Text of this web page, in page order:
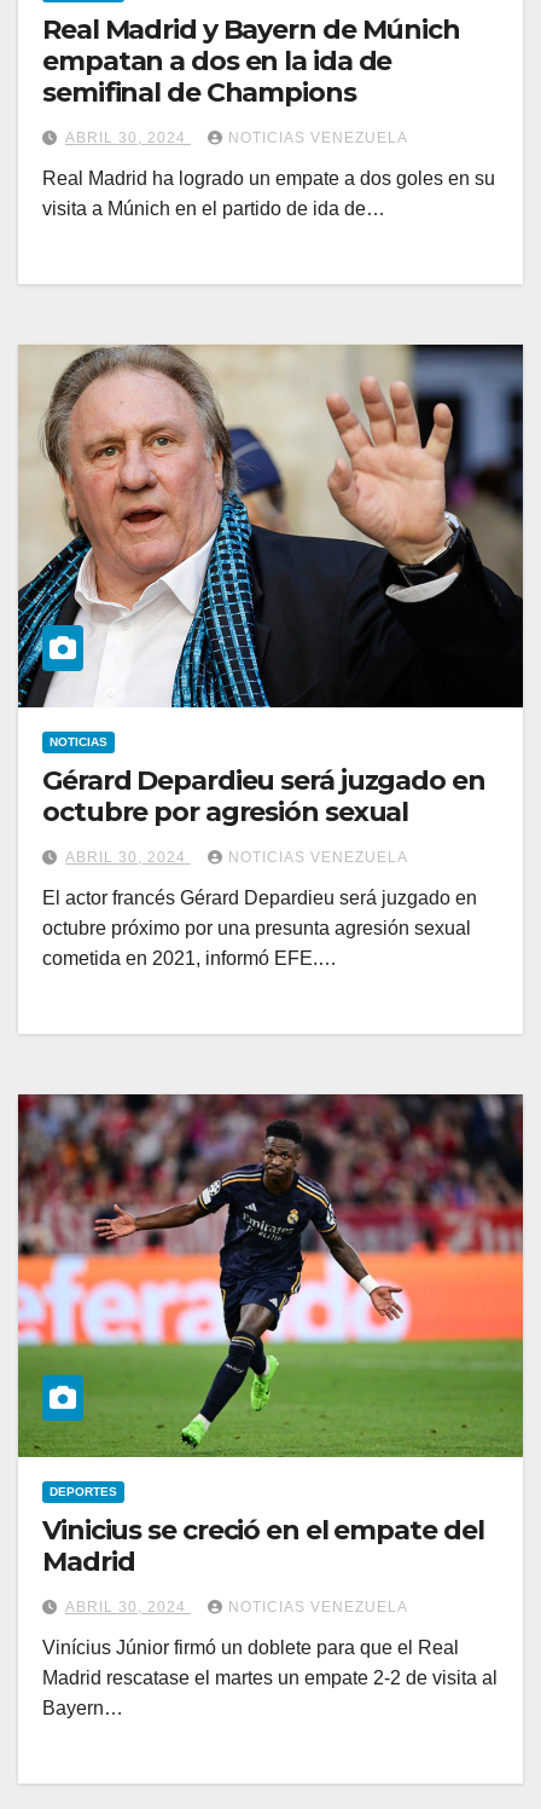
Real Madrid y Bayern de Múnich
empatan a dos en la ida de
semifinal de Champions
ABRIL 30, 2024 NOTICIAS VENEZUELA
Real Madrid ha logrado un empate a dos goles en su
visita a Múnich en el partido de ida de…
NOTICIAS
Gérard Depardieu será juzgado en
octubre por agresión sexual
ABRIL 30, 2024 NOTICIAS VENEZUELA
El actor francés Gérard Depardieu será juzgado en
octubre próximo por una presunta agresión sexual
cometida en 2021, informó EFE.…
DEPORTES
Vinicius se creció en el empate del
Madrid
ABRIL 30, 2024 NOTICIAS VENEZUELA
Vinícius Júnior firmó un doblete para que el Real
Madrid rescatase el martes un empate 2-2 de visita al
Bayern…